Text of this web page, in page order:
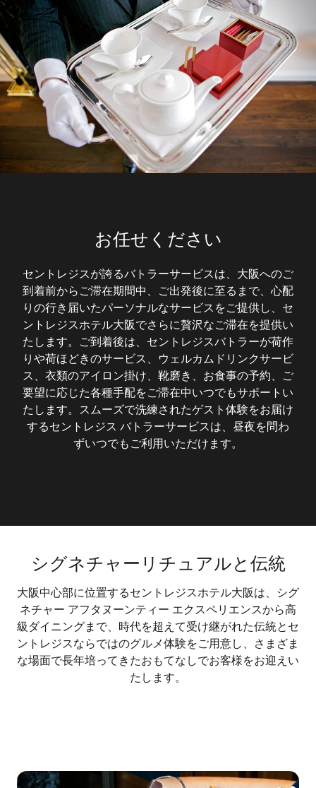
お任せください
セントレジスが誇るバトラーサービスは、大阪へのご
到着前からご滞在期間中、ご出発後に至るまで、心配
りの行き届いたパーソナルなサービスをご提供し、セ
ントレジスホテル大阪でさらに贅沢なご滞在を提供い
たします。ご到着後は、セントレジスバトラーが荷作
りや荷ほどきのサービス、ウェルカムドリンクサービ
ス、衣類のアイロン掛け、靴磨き、お食事の予約、ご
要望に応じた各種手配をご滞在中いつでもサポートい
たします。スムーズで洗練されたゲスト体験をお届け
するセントレジス バトラーサービスは、昼夜を問わ
ずいつでもご利用いただけます。
シグネチャーリチュアルと伝統
大阪中心部に位置するセントレジスホテル大阪は、シグ
ネチャー アフタヌーンティー エクスペリエンスから高
級ダイニングまで、時代を超えて受け継がれた伝統とセ
ントレジスならではのグルメ体験をご用意し、さまざま
な場面で長年培ってきたおもてなしでお客様をお迎えい
たします。